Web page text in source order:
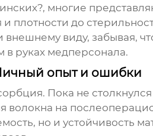
многие
плотности до
виду, забывая,
в руках медперсонала.
опыт и ошибки
Пока не
волокна на
но и